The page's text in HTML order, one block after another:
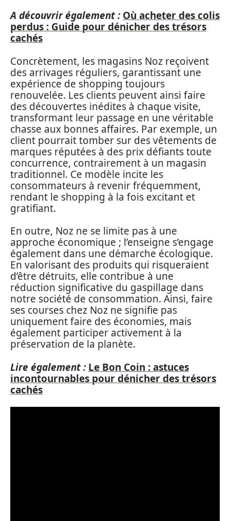
A découvrir également : Où acheter des colis
perdus : Guide pour dénicher des trésors
cachés
Concrètement, les magasins Noz reçoivent
des arrivages réguliers, garantissant une
expérience de shopping toujours
renouvelée. Les clients peuvent ainsi faire
des découvertes inédites à chaque visite,
transformant leur passage en une véritable
chasse aux bonnes affaires. Par exemple, un
client pourrait tomber sur des vêtements de
marques réputées à des prix défiants toute
concurrence, contrairement à un magasin
traditionnel. Ce modèle incite les
consommateurs à revenir fréquemment,
rendant le shopping à la fois excitant et
gratifiant.
En outre, Noz ne se limite pas à une
approche économique ; l’enseigne s’engage
également dans une démarche écologique.
En valorisant des produits qui risqueraient
d’être détruits, elle contribue à une
réduction significative du gaspillage dans
notre société de consommation. Ainsi, faire
ses courses chez Noz ne signifie pas
uniquement faire des économies, mais
également participer activement à la
préservation de la planète.
Lire également : Le Bon Coin : astuces
incontournables pour dénicher des trésors
cachés